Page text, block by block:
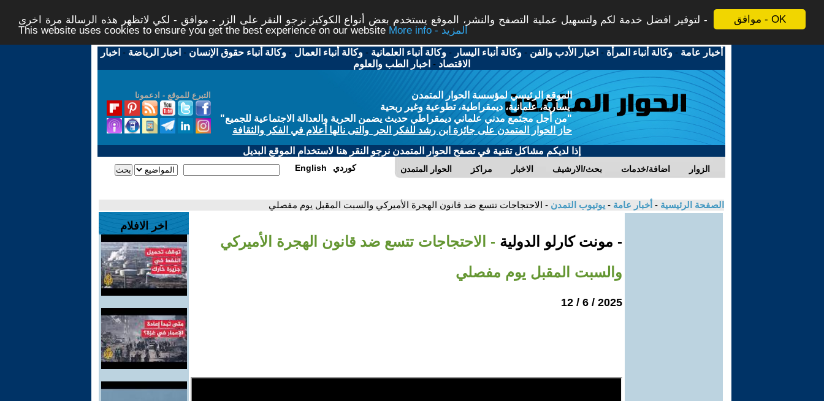
موافق - OK
لتوفير افضل خدمة لكم ولتسهيل عملية التصفح والنشر، الموقع يستخدم بعض أنواع الكوكيز نرجو النقر على الزر - موافق - لكي لاتظهر هذه الرسالة مرة اخرى -
This website uses cookies to ensure you get the best experience on our website
More info - المزيد
أخبار عامة -وكالة أنباء المرأة - اخبار الأدب والفن -وكالة أنباء اليسار -وكالة أنباء العلمانية -وكالة أنباء العمال -وكالة أنباء حقوق الإنسان - اخبار الرياضة - اخبار
الاقتصاد - اخبار الطب والعلوم
التبرع للموقع - ادعمونا
الموقع الرئيسي لمؤسسة الحوار المتمدن
يسارية، علمانية، ديمقراطية، تطوعية وغير ربحية
"من أجل مجتمع مدني علماني ديمقراطي حديث يضمن الحرية والعدالة الاجتماعية للجميع"
حاز الحوار المتمدن على جائزة ابن رشد للفكر الحر والتى نالها أعلام في الفكر والثقافة
إذا لديكم مشاكل تقنية في تصفح الحوار المتمدن نرجو النقر هنا لاستخدام الموقع البديل
الحوار المتمدن مراكز الاخبار بحث/الارشيف اضافة/خدمات الزوار English كوردي
الصفحة الرئيسية - أخبار عامة - يوتيوب التمدن - الاحتجاجات تتسع ضد قانون الهجرة الأميركي والسبت المقبل يوم مفصلي
- مونت كارلو الدولية - الاحتجاجات تتسع ضد قانون الهجرة الأميركي
والسبت المقبل يوم مفصلي
2025 / 6 / 12
اخر الافلام